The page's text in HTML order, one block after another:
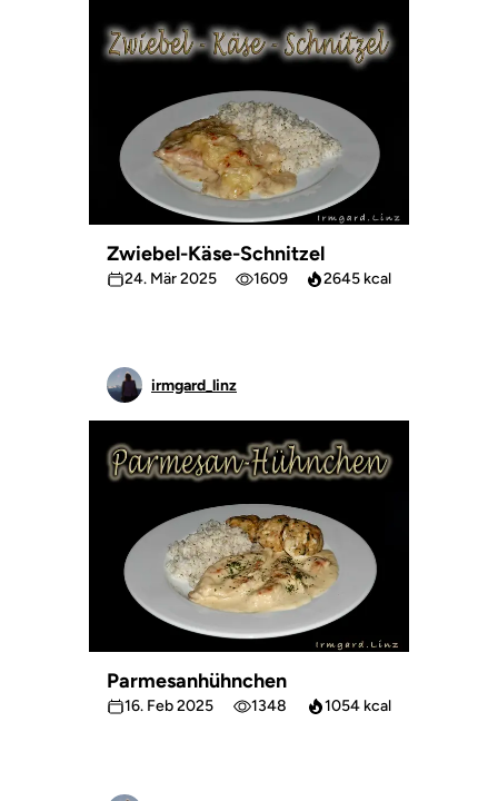
Zwiebel-Käse-Schnitzel
24. Mär 2025 1609 2645 kcal
irmgard_linz
Parmesanhühnchen
16. Feb 2025 1348 1054 kcal